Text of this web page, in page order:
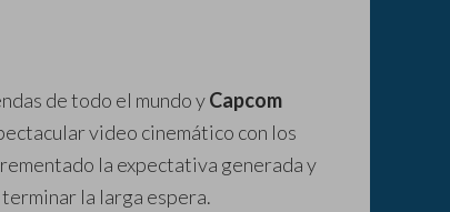
de todo el mundo yCapcom
video cinemático con los
la expectativa generada y
terminar la larga espera.